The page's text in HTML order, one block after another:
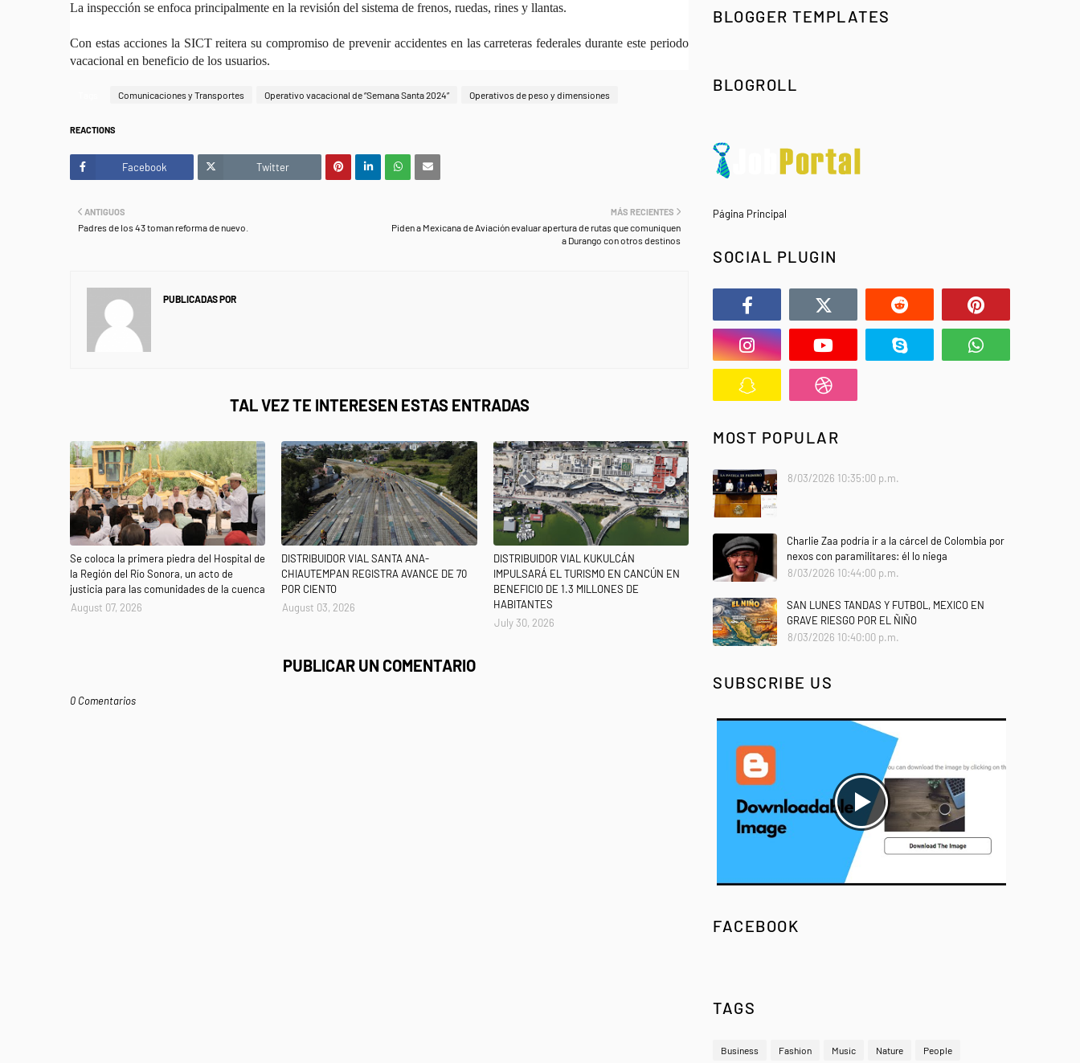
La inspección se enfoca principalmente en la revisión del sistema de frenos, ruedas, rines y llantas.
Con estas acciones la SICT reitera su compromiso de prevenir accidentes en las carreteras federales durante este periodo
vacacional en beneficio de los usuarios.
Comunicaciones y Transportes Operativo vacacional de “Semana Santa 2024” Operativos de peso y dimensiones
REACTIONS
Facebook Twitter
MÁS RECIENTES
Piden a Mexicana de Aviación evaluar apertura de rutas que comuniquen
a Durango con otros destinos
ANTIGUOS
Padres de los 43 toman reforma de nuevo.
PUBLICADAS POR
TAL VEZ TE INTERESEN ESTAS ENTRADAS
Se coloca la primera piedra del Hospital de
la Región del Río Sonora, un acto de
justicia para las comunidades de la cuenca
August 07, 2026
DISTRIBUIDOR VIAL SANTA ANA-
CHIAUTEMPAN REGISTRA AVANCE DE 70
POR CIENTO
August 03, 2026
DISTRIBUIDOR VIAL KUKULCÁN
IMPULSARÁ EL TURISMO EN CANCÚN EN
BENEFICIO DE 1.3 MILLONES DE
HABITANTES
July 30, 2026
PUBLICAR UN COMENTARIO
0 Comentarios
BLOGGER TEMPLATES
BLOGROLL
Página Principal
SOCIAL PLUGIN
MOST POPULAR
8/03/2026 10:35:00 p.m.
Charlie Zaa podría ir a la cárcel de Colombia por
nexos con paramilitares: él lo niega
8/03/2026 10:44:00 p.m.
SAN LUNES TANDAS Y FUTBOL, MEXICO EN
GRAVE RIESGO POR EL ÑIÑO
8/03/2026 10:40:00 p.m.
SUBSCRIBE US
FACEBOOK
TAGS
Business Fashion Music Nature People